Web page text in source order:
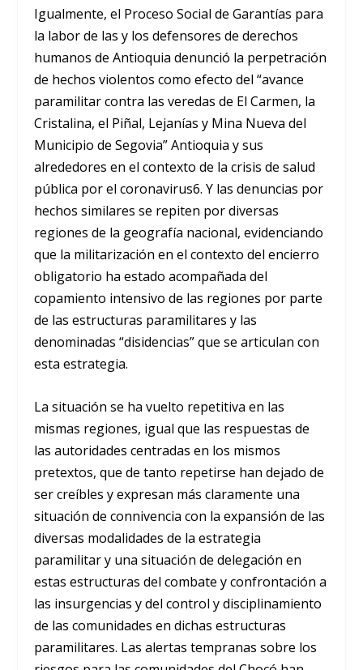
Igualmente, el Proceso Social de Garantías para
la labor de las y los defensores de derechos
humanos de Antioquia denunció la perpetración
de hechos violentos como efecto del “avance
paramilitar contra las veredas de El Carmen, la
Cristalina, el Piñal, Lejanías y Mina Nueva del
Municipio de Segovia” Antioquia y sus
alrededores en el contexto de la crisis de salud
pública por el coronavirus6. Y las denuncias por
hechos similares se repiten por diversas
regiones de la geografía nacional, evidenciando
que la militarización en el contexto del encierro
obligatorio ha estado acompañada del
copamiento intensivo de las regiones por parte
de las estructuras paramilitares y las
denominadas “disidencias” que se articulan con
esta estrategia.
La situación se ha vuelto repetitiva en las
mismas regiones, igual que las respuestas de
las autoridades centradas en los mismos
pretextos, que de tanto repetirse han dejado de
ser creíbles y expresan más claramente una
situación de connivencia con la expansión de las
diversas modalidades de la estrategia
paramilitar y una situación de delegación en
estas estructuras del combate y confrontación a
las insurgencias y del control y disciplinamiento
de las comunidades en dichas estructuras
paramilitares. Las alertas tempranas sobre los